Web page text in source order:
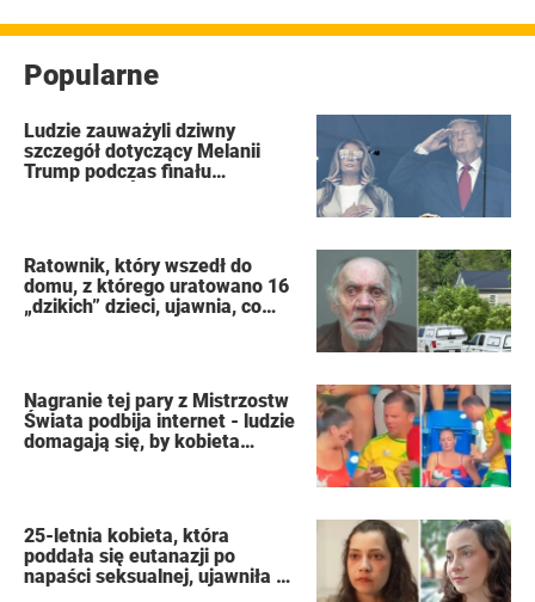
Popularne
Ludzie zauważyli dziwny
szczegół dotyczący Melanii
Trump podczas finału
Ratownik, który wszedł do
domu, z którego uratowano 16
„dzikich” dzieci, ujawnia, co
Nagranie tej pary z Mistrzostw
Świata podbija internet - ludzie
domagają się, by kobieta
25-letnia kobieta, która
poddała się eutanazji po
napaści seksualnej, ujawniła w